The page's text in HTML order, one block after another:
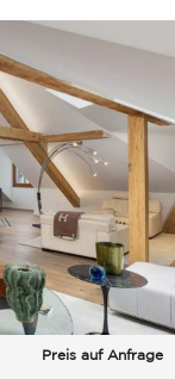
Preis auf Anfrage